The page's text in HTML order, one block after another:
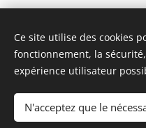
Joie de l'attelage -
- +33 4 66 45 07
Ce site utilise des cookies
fonctionnement, la
expérience utilisateur
N'acceptez que le